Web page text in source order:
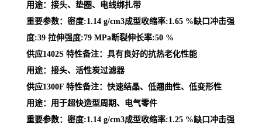
用途：接头、垫圈、电线绑扎带
重要参数：密度:1.14 g/cm3成型收缩率:1.65 %缺口冲击强
度:39 拉伸强度:79 MPa断裂伸长率:50 %
供应1402S 特性备注：具有良好的抗热老化性能
用途：接头、活性炭过滤器
供应1300F 特性备注：快速结晶、低翘曲性、低变形性
用途：用于超快造型周期、电气零件
重要参数：密度:1.14 g/cm3成型收缩率:1.25 %缺口冲击强